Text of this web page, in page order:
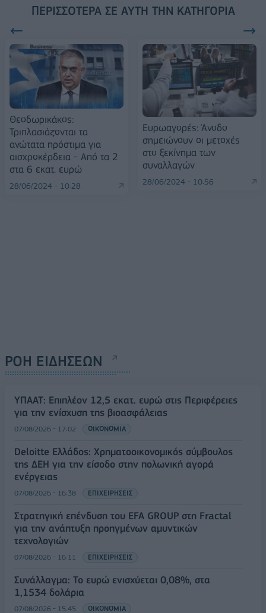
ΠΕΡΙΣΣΌΤΕΡΑ ΣΕ ΑΥΤΉ ΤΗΝ ΚΑΤΗΓΟΡΊΑ
Θεοδωρικάκος:
Τριπλασιάζονται τα
ανώτατα πρόστιμα για
αισχροκέρδεια - Από τα 2
στα 6 εκατ. ευρώ
28/06/2024 - 10:28
Ευρωαγορές: Άνοδο
σημειώνουν οι μετοχές
στο ξεκίνημα των
συναλλαγών
28/06/2024 - 10:56
ΡΟΗ ΕΙΔΗΣΕΩΝ
ΥΠΑΑΤ: Επιπλέον 12,5 εκατ. ευρώ στις Περιφέρειες
για την ενίσχυση της βιοασφάλειας
07/08/2026 - 17:02 ΟΙΚΟΝΟΜΙΑ
Deloitte Ελλάδος: Χρηματοοικονομικός σύμβουλος
της ΔΕΗ για την είσοδο στην πολωνική αγορά
ενέργειας
07/08/2026 - 16:38 ΕΠΙΧΕΙΡΗΣΕΙΣ
Στρατηγική επένδυση του EFA GROUP στη Fractal
για την ανάπτυξη προηγμένων αμυντικών
τεχνολογιών
07/08/2026 - 16:11 ΕΠΙΧΕΙΡΗΣΕΙΣ
Συνάλλαγμα: Το ευρώ ενισχύεται 0,08%, στα
1,1534 δολάρια
07/08/2026 - 15:45 ΟΙΚΟΝΟΜΙΑ